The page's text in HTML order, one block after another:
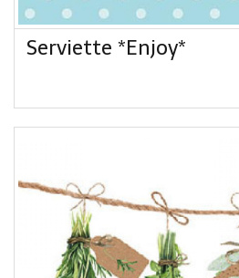
Serviette *Enjoy*